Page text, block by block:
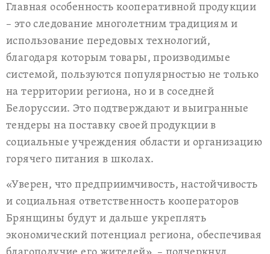
Главная особенность кооперативной продукции
– это следование многолетним традициям и
использование передовых технологий,
благодаря которым товары, производимые
системой, пользуются популярностью не только
на территории региона, но и в соседней
Белоруссии. Это подтверждают и выигранные
тендеры на поставку своей продукции в
социальные учреждения области и организацию
горячего питания в школах.
«Уверен, что предприимчивость, настойчивость
и социальная ответственность кооператоров
Брянщины будут и дальше укреплять
экономический потенциал региона, обеспечивая